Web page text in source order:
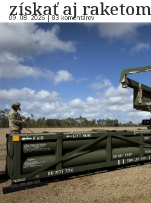
získať aj
09. 08. 2026 |83 komentárov